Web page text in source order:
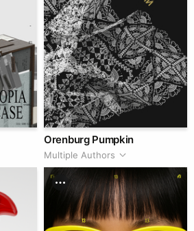
Orenburg Pumpkin
Multiple Authors